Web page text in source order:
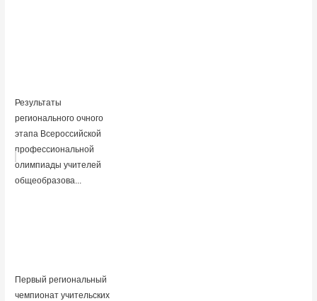
Результаты
регионального очного
этапа Всероссийской
профессиональной
олимпиады учителей
общеобразова...
Первый региональный
чемпионат учительских